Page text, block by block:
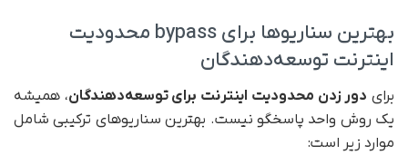
بهترین سناریوها برای bypass محدودیت
اینترنت توسعه‌دهندگان
برای دور زدن محدودیت اینترنت برای توسعه‌دهندگان، همیشه
یک روش واحد پاسخگو نیست. بهترین سناریوهای ترکیبی شامل
موارد زیر است: